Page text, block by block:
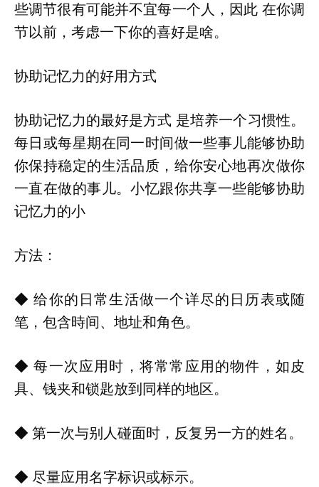
些调节很有可能并不宜每一个人，因此 在你调
节以前，考虑一下你的喜好是啥。
协助记忆力的好用方式
协助记忆力的最好是方式 是培养一个习惯性。
每日或每星期在同一时间做一些事儿能够协助
你保持稳定的生活品质，给你安心地再次做你
一直在做的事儿。小忆跟你共享一些能够协助
记忆力的小
方法：
◆ 给你的日常生活做一个详尽的日历表或随
笔，包含時间、地址和角色。
◆ 每一次应用时，将常常应用的物件，如皮
具、钱夹和锁匙放到同样的地区。
◆ 第一次与别人碰面时，反复另一方的姓名。
◆ 尽量应用名字标识或标示。